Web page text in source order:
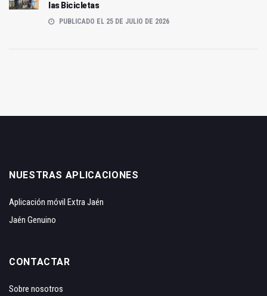
las Bicicletas
PUBLICADO EL 25 DE JULIO DE 2026
NUESTRAS APLICACIONES
Aplicación móvil Extra Jaén
Jaén Genuino
CONTACTAR
Sobre nosotros